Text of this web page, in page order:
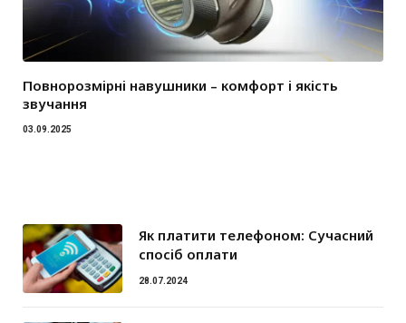
Повнорозмірні навушники – комфорт і якість
звучання
03.09.2025
Як платити телефоном: Сучасний
спосіб оплати
28.07.2024